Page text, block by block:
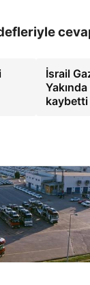
İsrail